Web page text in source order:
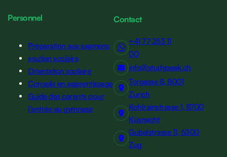
Contact
+41 77 253 11
00
info@studypeak.ch
Torgasse 8, 8001
Zurich
Kohlrainstrasse 1, 8700
Küsnacht
Gubelstrasse 11, 6300
Zug
Personnel
Préparation aux examens
soutien scolaire
Orientation scolaire
Conseils en apprentissage
Guide des parents pour
l'entrée au gymnase